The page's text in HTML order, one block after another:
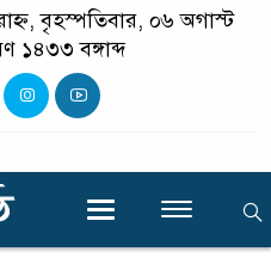
বৃহস্পতিবার, ০৬ অগাস্ট
১৪৩৩ বঙ্গাব্দ